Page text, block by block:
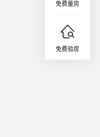
免费量房
免费验房